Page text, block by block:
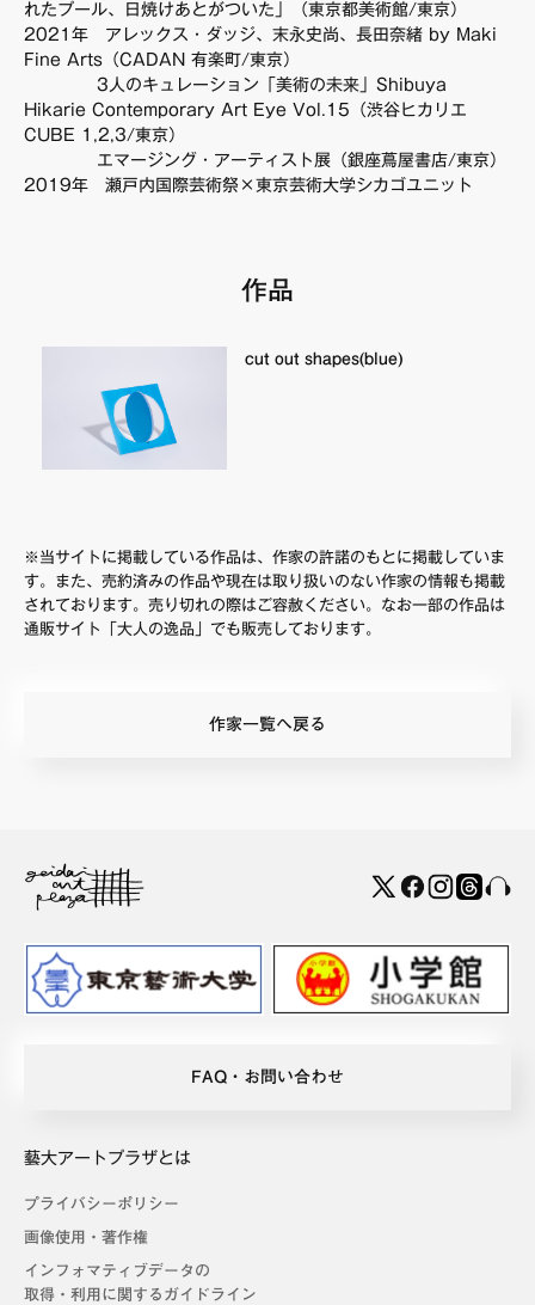
れたプール、日焼けあとがついた」（東京都美術館/東京）
2021年 アレックス・ダッジ、末永史尚、⻑田奈緒 by Maki
Fine Arts（CADAN 有楽町/東京）
3人のキュレーション「美術の未来」Shibuya
Hikarie Contemporary Art Eye Vol.15（渋谷ヒカリエ
CUBE 1,2,3/東京）
エマージング・アーティスト展（銀座蔦屋書店/東京）
2019年 瀬戸内国際芸術祭×東京芸術大学シカゴユニット
作品
cut out shapes(blue)
※当サイトに掲載している作品は、作家の許諾のもとに掲載していま
す。また、売約済みの作品や現在は取り扱いのない作家の情報も掲載
されております。売り切れの際はご容赦ください。なお一部の作品は
通販サイト「大人の逸品」でも販売しております。
作家一覧へ戻る
FAQ・お問い合わせ
藝大アートプラザとは
プライバシーポリシー
画像使用・著作権
インフォマティブデータの
取得・利用に関するガイドライン